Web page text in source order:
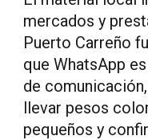
mercados y
Puerto Carreño
que WhatsApp
de
llevar pesos
pequeños y